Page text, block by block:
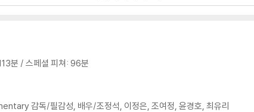
분 / 스페셜 피쳐: 96분
감독/필감성, 배우/조정석, 이정은, 조여정, 윤경호, 최유리